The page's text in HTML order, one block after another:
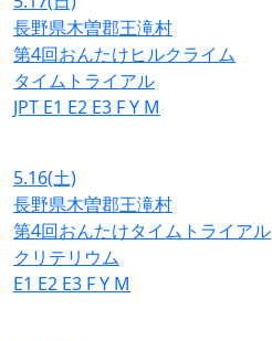
長野県木曽郡王滝村
第4回おんたけヒルクライム
タイムトライアル
JPT E1 E2 E3 FY M
5.16(土)
長野県木曽郡王滝村
第4回おんたけタイムトライアル
クリテリウム
E1 E2 E3 FY M